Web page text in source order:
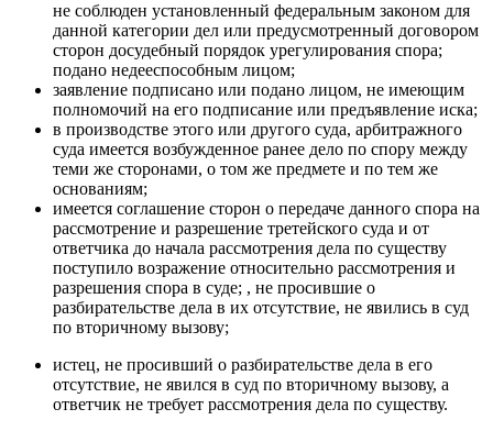
не соблюден установленный федеральным законом для
данной категории дел или предусмотренный договором
сторон досудебный порядок урегулирования спора;
подано недееспособным лицом;
заявление подписано или подано лицом, не имеющим
полномочий на его подписание или предъявление иска;
в производстве этого или другого суда, арбитражного
суда имеется возбужденное ранее дело по спору между
теми же сторонами, о том же предмете и по тем же
основаниям;
имеется соглашение сторон о передаче данного спора на
рассмотрение и разрешение третейского суда и от
ответчика до начала рассмотрения дела по существу
поступило возражение относительно рассмотрения и
разрешения спора в суде; , не просившие о
разбирательстве дела в их отсутствие, не явились в суд
по вторичному вызову;
истец, не просивший о разбирательстве дела в его
отсутствие, не явился в суд по вторичному вызову, а
ответчик не требует рассмотрения дела по существу.